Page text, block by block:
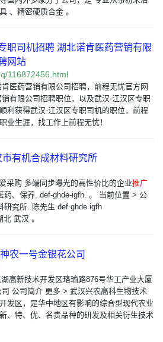
、精密硬质合金 。
职司机招聘 湖北诺肯医药营销有限
网站
116872456.html
医药营销有限公司招聘，前程无忧官方网
有限公司招聘职位，以及武汉-江汉区专职
利获得武汉-江汉区专职司机的职位，前程
业生涯，找工作上前程无忧！
有机合成材料研究所
采购 多端同步曝光的高性价比的企业推广
药、保养. def-ghde-igfh. 。 当前位置 > 公
研究所. 陈先生 def ghde igfh
武汉 。
农一号金银花公司
高新技术开发区珞瑜路876号华工产业大厦
公司简介 更多 > 武汉兴农高科生物技术
发区，是华中地区有影响的综合型现代农业
、特、优、名贵品种的研发及相关衍生技术